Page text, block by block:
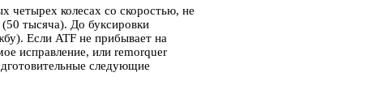
колесах со скоростью, не
тысяча). До буксировки
). Если ATF не прибывает на
исправление, или remorquer
следующие